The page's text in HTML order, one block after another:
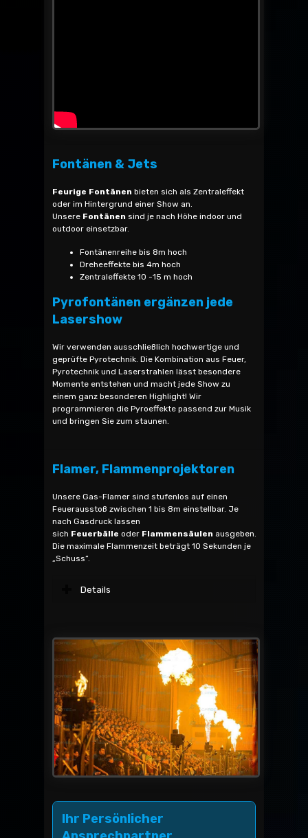
Fontänen & Jets
Feurige Fontänen bieten sich als Zentraleffekt
oder im Hintergrund einer Show an.
Unsere Fontänen sind je nach Höhe indoor und
outdoor einsetzbar.
Fontänenreihe bis 8m hoch
Dreheeffekte bis 4m hoch
Zentraleffekte 10 -15 m hoch
Pyrofontänen ergänzen jede
Lasershow
Wir verwenden ausschließlich hochwertige und
geprüfte Pyrotechnik. Die Kombination aus Feuer,
Pyrotechnik und Laserstrahlen lässt besondere
Momente entstehen und macht jede Show zu
einem ganz besonderen Highlight! Wir
programmieren die Pyroeffekte passend zur Musik
und bringen Sie zum staunen.
Flamer, Flammenprojektoren
Unsere Gas-Flamer sind stufenlos auf einen
Feuerausstoß zwischen 1 bis 8m einstellbar. Je
nach Gasdruck lassen
sich Feuerbälle oder Flammensäulen ausgeben.
Die maximale Flammenzeit beträgt 10 Sekunden je
„Schuss“.
Details
Ihr Persönlicher